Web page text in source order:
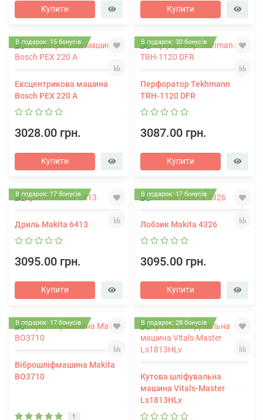
Купити Купити
В подарок: 15 бонусів
Ексцентрикова машина
Bosch PEX 220 A
3028.00 грн.
Купити
В подарок: 30 бонусів
Перфоратор Tekhmann
TRH-1120 DFR
3087.00 грн.
Купити
В подарок: 17 бонусів
Дриль Makita 6413
3095.00 грн.
Купити
В подарок: 17 бонусів
Лобзик Makita 4326
3095.00 грн.
Купити
В подарок: 17 бонусів
Віброшліфмашина Makita
BO3710
1
В подарок: 28 бонусів
Кутова шліфувальна
машина Vitals-Master
Ls1813HLv